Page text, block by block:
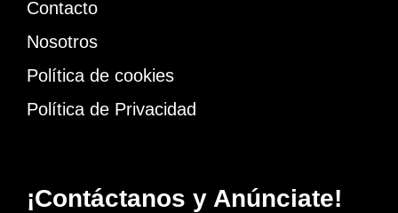
Contacto
Nosotros
Política de cookies
Política de Privacidad
¡Contáctanos y Anúnciate!